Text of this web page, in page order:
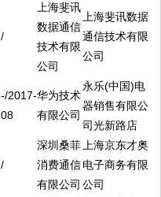
/
上海斐讯
数据通信
技术有限
公司
上海斐讯数据
通信技术有限
公司
-/2017-
08
华为技术
有限公司
永乐(中国)电
器销售有限公
司光新路店
/
深圳桑菲
消费通信
有限公司
上海京东才奥
电子商务有限
公司